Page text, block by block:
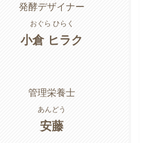
発酵デザイナー
おぐら ひらく
小倉 ヒラク
管理栄養士
あんどう
安藤